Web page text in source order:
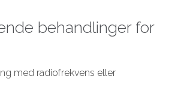
behandlinger for
med radiofrekvens eller